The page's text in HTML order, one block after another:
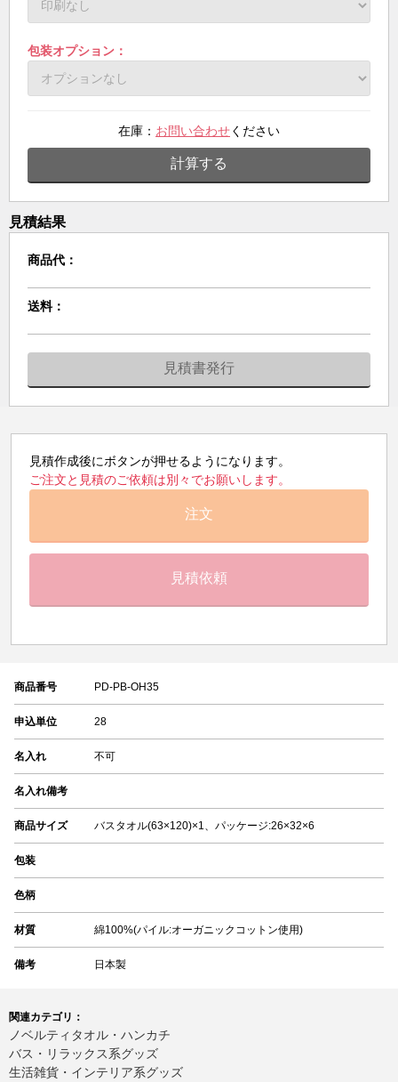
包装オプション：
在庫： お問い合わせください
計算する
見積結果
商品代：
送料：
見積書発行
見積作成後にボタンが押せるようになります。
ご注文と見積のご依頼は別々でお願いします。
注文
見積依頼
商品番号 PD-PB-OH35
申込単位 28
名入れ 不可
名入れ備考
商品サイズ バスタオル(63×120)×1、パッケージ:26×32×6
包装
色柄
材質 綿100%(パイル:オーガニックコットン使用)
備考 日本製
関連カテゴリ：
ノベルティタオル・ハンカチ
バス・リラックス系グッズ
生活雑貨・インテリア系グッズ